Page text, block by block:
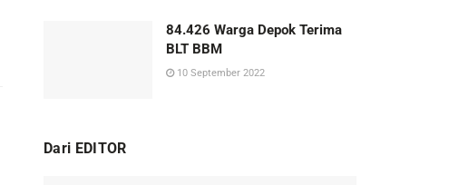
84.426 Warga Depok Terima
BLT BBM
10 September 2022
Dari EDITOR